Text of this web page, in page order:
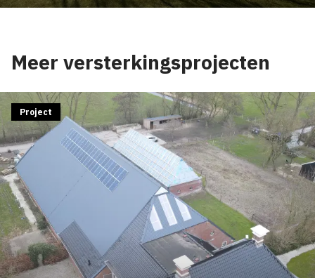
Meer versterkingsprojecten
Project